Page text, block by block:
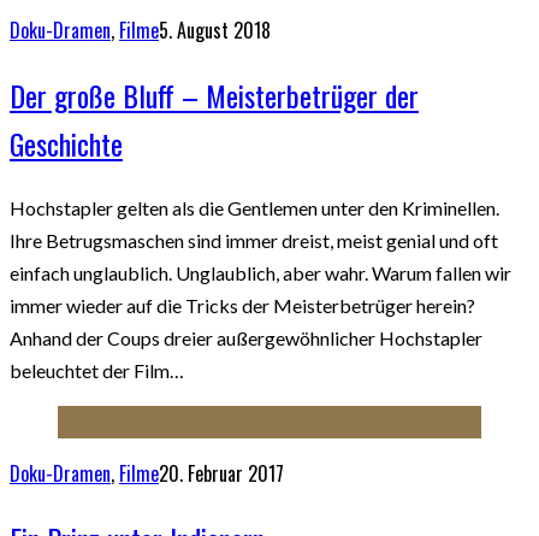
Doku-Dramen, Filme5. August 2018
Der große Bluff – Meisterbetrüger der
Geschichte
Hochstapler gelten als die Gentlemen unter den Kriminellen.
Ihre Betrugsmaschen sind immer dreist, meist genial und oft
einfach unglaublich. Unglaublich, aber wahr. Warum fallen wir
immer wieder auf die Tricks der Meisterbetrüger herein?
Anhand der Coups dreier außergewöhnlicher Hochstapler
beleuchtet der Film…
Doku-Dramen, Filme20. Februar 2017